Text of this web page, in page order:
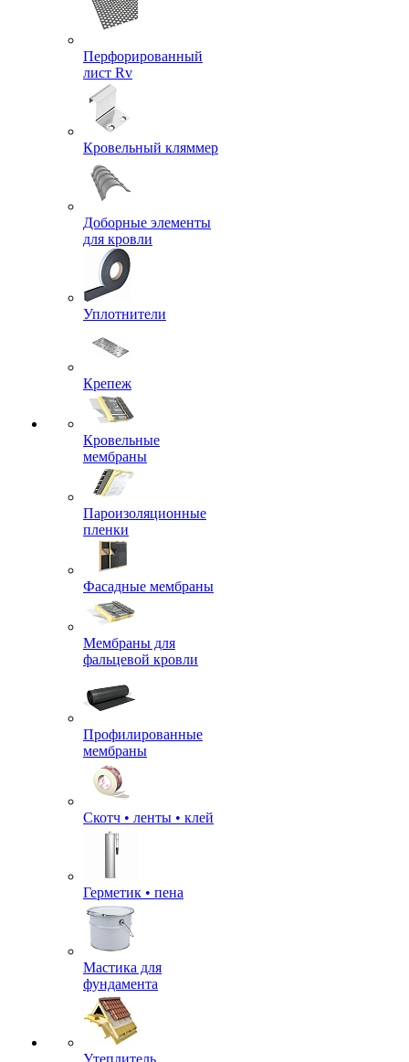
Перфорированный
лист Rv
Кровельный кляммер
Доборные элементы
для кровли
Уплотнители
Крепеж
Кровельные
мембраны
Пароизоляционные
пленки
Фасадные мембраны
Мембраны для
фальцевой кровли
Профилированные
мембраны
Скотч • ленты • клей
Герметик • пена
Мастика для
фундамента
Утеплитель